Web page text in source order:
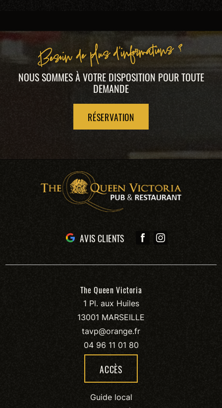
Besoin de plus d'informations ?
NOUS SOMMES À VOTRE DISPOSITION POUR TOUTE
DEMANDE
RÉSERVATION
AVIS CLIENTS
The Queen Victoria
1 Pl. aux Huiles
13001 MARSEILLE
tavp@orange.fr
04 96 11 01 80
ACCÈS
Guide local